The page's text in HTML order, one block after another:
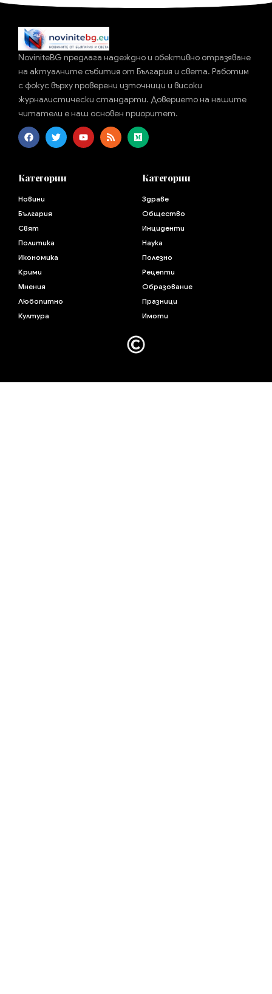
NoviniteBG предлага надеждно и обективно отразяване
на актуалните събития от България и света. Работим
с фокус върху проверени източници и високи
журналистически стандарти. Доверието на нашите
читатели е наш основен приоритет.
Категории
Новини
България
Свят
Политика
Икономика
Крими
Мнения
Любопитно
Култура
Категории
Здраве
Общество
Инциденти
Наука
Полезно
Рецепти
Образование
Празници
Имоти